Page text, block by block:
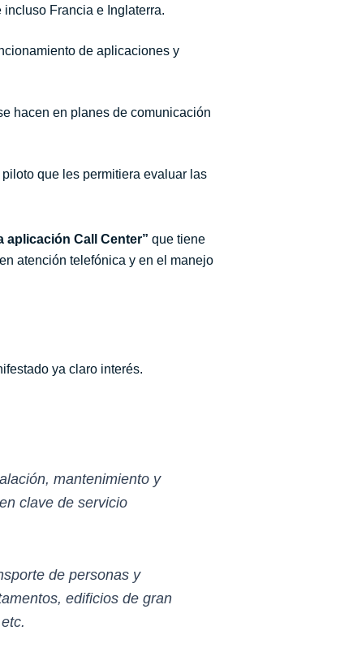
Francia e Inglaterra.
de aplicaciones y
hacen en planes de comunicación
que les permitiera evaluar las
aplicación Call Center” que tiene
atención telefónica y en el manejo
ya claro interés.
mantenimiento y
clave de servicio
de personas y
edificios de gran